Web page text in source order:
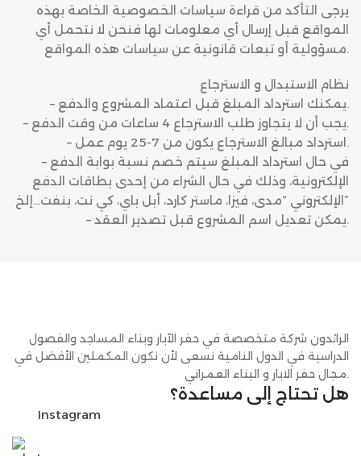
يرجى التأكد من قراءة سياسات الخصوصية الخاصة بهذه
المواقع قبل إرسال أي معلومات لها فنحن لا نتحمل أي
مسؤولية أو تبعات قانونية عن سياسات هذه المواقع.
نظام الاستبدال و الاسترجاع
– يمكنك استرداد المبلغ قبل اعتماد المشروع والدفع.
– يجب أن لا يتجاوز طلب الاسترجاع 4 ساعات من وقت الدفع.
– استرداد مبالغ الاسترجاع يكون من 7-25 يوم عمل.
– في حال استرداد المبلغ سيتم خصم نسبة بوابة الدفع
الإلكترونية، وذلك في حال الشراء من إحدى بطاقات الدفع
الإلكتروني “مدى، فيزا، ماستر كارد، أبل باي، كي نت، بنفت…إلخ”
– يمكن تعديل اسم المشروع قبل تصدير العقد.
الرائدون شركة متخصصة في حفر الآبار وبناء المساجد والفصول
الدراسية في الدول النامية نسعى لأن نكون المكملين الأفضل في
مجال حفر الابار و البناء العمراني.
هل تحتاج إلى مساعدة؟
Instagram